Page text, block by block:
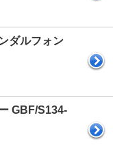
ダルフォン
GBF/S134-